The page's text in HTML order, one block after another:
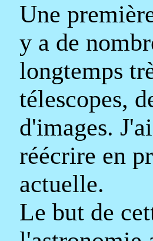
Une
y a de
longtemps
télescopes,
d'images.
réécrire en
actuelle.
Le but de